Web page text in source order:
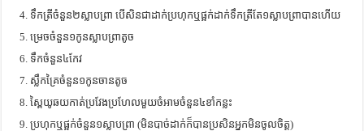
ទឹកត្រីចំនួន២ស្លាបព្រា បើសិនជាដាក់ប្រហុកឬផ្អក់ដាក់ទឹកត្រីតែ១ស្លាបព្រាបានហើយ
ម្រេចចំនួន១កូនស្លាបព្រាតូច
ទឹកចំនួន៤កែវ
ស្លឹកគ្រៃចំនួន១កូនចានតូច
ស្ពៃយូឆយកាត់ប្រវែងប្រហែលមួយចំអាមចំនួន៤ខាំកន្លះ
ប្រហុកឬផ្អក់ចំនួន១ស្លាបព្រា (មិនបាច់ដាក់ក៏បានប្រសិនអ្នកមិនចូលចិត្ត)